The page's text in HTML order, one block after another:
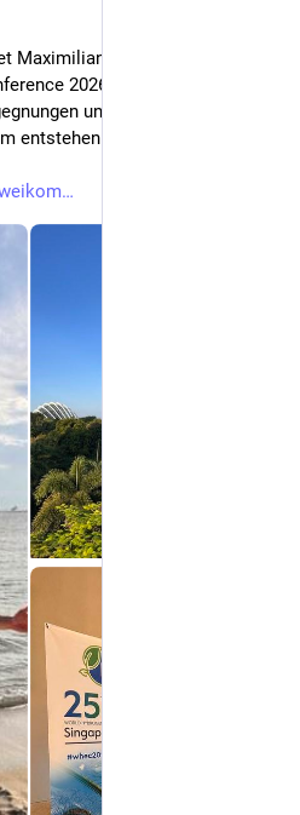
Maximilian Stargardt von der
2026, zwölf parallelen
und der Frage, wie ein
entstehen kann.